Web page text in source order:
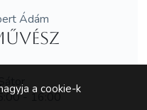
Ádám
- 16:00
a cookie-k